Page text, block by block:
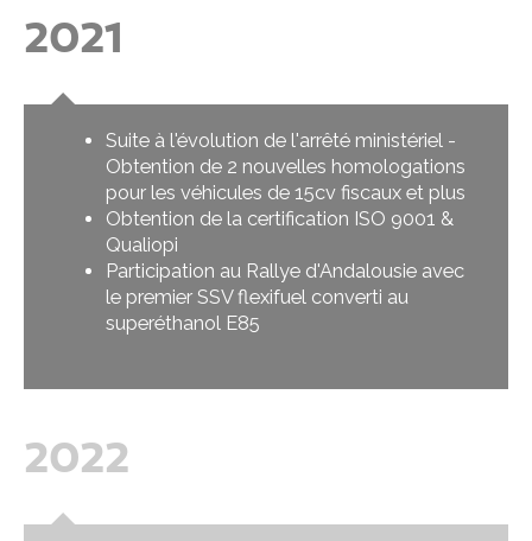
2021
Suite à l'évolution de l'arrêté ministériel -
Obtention de 2 nouvelles homologations
pour les véhicules de 15cv fiscaux et plus
Obtention de la certification ISO 9001 &
Qualiopi
Participation au Rallye d'Andalousie avec
le premier SSV flexifuel converti au
superéthanol E85
2022